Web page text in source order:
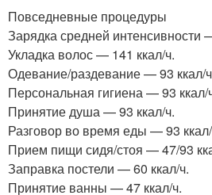
Повседневные процедуры
Зарядка средней интенсивности
Укладка волос — 141 ккал/ч.
Одевание/раздевание — 93 ккал/
Персональная гигиена — 93 ккал/
Принятие душа — 93 ккал/ч.
Разговор во время еды — 93
Прием пищи сидя/стоя — 47/93
Заправка постели — 60 ккал/ч.
Принятие ванны — 47 ккал/ч.